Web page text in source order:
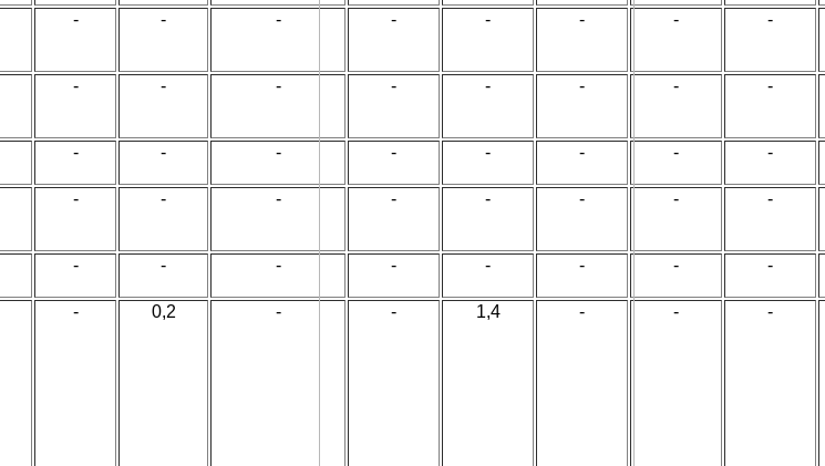
- - - - - - - -
- - - - - - - -
- - - - - - - -
- - - - - - - -
- - - - - - - -
- 0,2 - - 1,4 - - -